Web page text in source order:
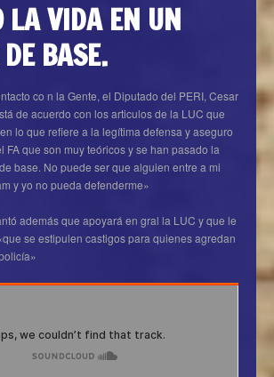
LA VIDA EN UN
BASE.
co n la Gente, el Diputado del PERI, Cesar
de acuerdo con los articulos de la LUC que
lo que refiere a la legítima defensa y aseguro
FA que son muy teóricos y se han pasado la
base. No puede ser que alguien entre a mi
y yo no pueda defenderme»
además que apoyará en gral la LUC y que le
se estipulen castigos para quienes agredan